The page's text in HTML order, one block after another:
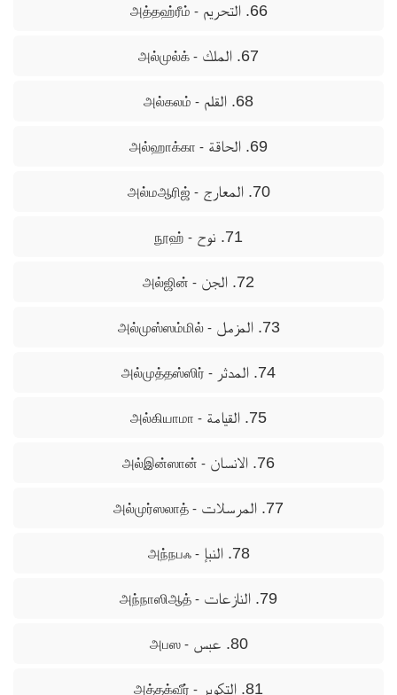
66. التحريم - அத்தஹ்ரீம்
67. الملك - அல்முல்க்
68. القلم - அல்கலம்
69. الحاقة - அல்ஹாக்கா
70. المعارج - அல்மஆரிஜ்
71. نوح - நூஹ்
72. الجن - அல்ஜின்
73. المزمل - அல்முஸ்ஸம்மில்
74. المدثر - அல்முத்தஸ்ஸிர்
75. القيامة - அல்கியாமா
76. الانسان - அல்இன்ஸான்
77. المرسلات - அல்முர்ஸலாத்
78. النبإ - அந்நபஃ
79. النازعات - அந்நாஸிஆத்
80. عبس - அபஸ
81. التكوير - அத்தக்வீர்